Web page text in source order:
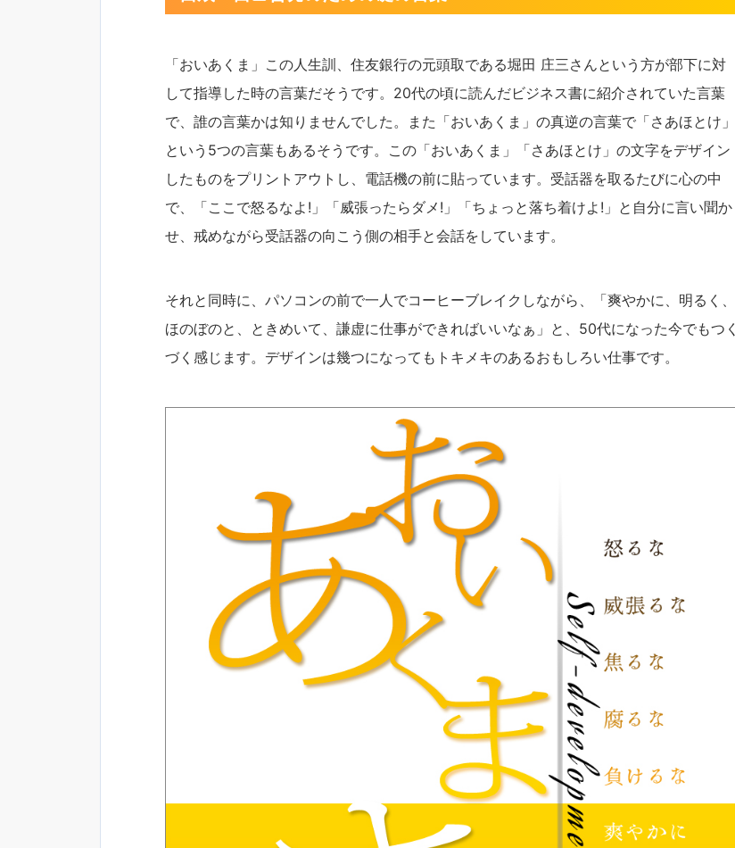
「おいあくま」この人生訓、住友銀行の元頭取である堀田 庄三さんという方が部下に対
して指導した時の言葉だそうです。20代の頃に読んだビジネス書に紹介されていた言葉
で、誰の言葉かは知りませんでした。また「おいあくま」の真逆の言葉で「さあほとけ」
という5つの言葉もあるそうです。この「おいあくま」「さあほとけ」の文字をデザイン
したものをプリントアウトし、電話機の前に貼っています。受話器を取るたびに心の中
で、「ここで怒るなよ!」「威張ったらダメ!」「ちょっと落ち着けよ!」と自分に言い聞か
せ、戒めながら受話器の向こう側の相手と会話をしています。
それと同時に、パソコンの前で一人でコーヒーブレイクしながら、「爽やかに、明るく、
ほのぼのと、ときめいて、謙虚に仕事ができればいいなぁ」と、50代になった今でもつく
づく感じます。デザインは幾つになってもトキメキのあるおもしろい仕事です。